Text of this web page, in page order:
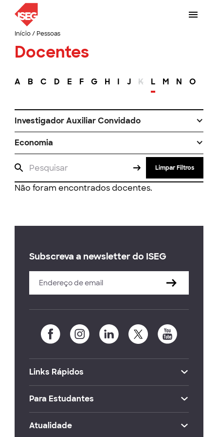
Início/ Pessoas
Docentes
A B C D E F G H I J K L M N O
Investigador Auxiliar Convidado
Economia
Limpar Filtros
Não foram encontrados docentes.
Subscreva a newsletter do ISEG
Links Rápidos
Para Estudantes
Atualidade